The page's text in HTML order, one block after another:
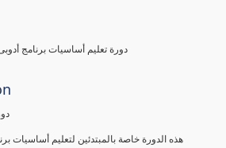
دورة تعليم أساسيات برنامج
هذه الدورة خاصة بالمبتدئين لتعليم أساسيات